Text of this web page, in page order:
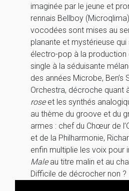
imaginée par le jeune et
rennais Bellboy
vocodées sont mises au
planante et mystérieuse qui
électro-pop à la production
single à la séduisante
des années Microbe, Ben’s
Orchestra, décroche quant
roseet les synthés
au thème du groove et du
armes : chef du Chœur de
et de la Philharmonie,
enfin multiplie les voix pour
Maleau titre malin et au
Difficile de décrocher non ?